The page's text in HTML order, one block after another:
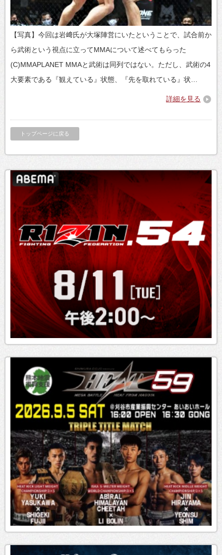
【写真】今回は岩﨑氏が大塚陣営にいたということで、試合前か
ら武術という視点に立ってMMAについて述べてもらった
(C)MMAPLANET MMAと武術は同列ではない。ただし、武術の4
大要素である『観えている』状態、『先を取れている』状…
詳細を見る
トップページに戻る